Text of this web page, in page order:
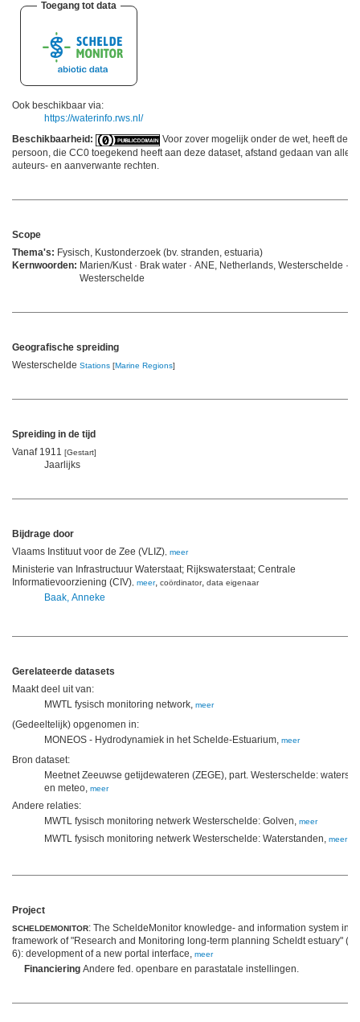
Toegang tot data
Ook beschikbaar via:
https://waterinfo.rws.nl/
Beschikbaarheid:
Voor zover mogelijk onder de wet, heeft de
persoon, die CC0 toegekend heeft aan deze dataset, afstand gedaan van alle
auteurs- en aanverwante rechten.
Scope
Thema's: Fysisch, Kustonderzoek (bv. stranden, estuaria)
Kernwoorden: Marien/Kust · Brak water · ANE, Netherlands, Westerschelde ·
Westerschelde
Geografische spreiding
Westerschelde Stations [Marine Regions]
Spreiding in de tijd
Vanaf 1911 [Gestart]
Jaarlijks
Bijdrage door
Vlaams Instituut voor de Zee (VLIZ) meer
Ministerie van Infrastructuur Waterstaat; Rijkswaterstaat; Centrale
Informatievoorziening (CIV) meer, coördinator, data eigenaar
Baak, Anneke
Gerelateerde datasets
Maakt deel uit van:
MWTL fysisch monitoring network, meer
(Gedeeltelijk) opgenomen in:
MONEOS - Hydrodynamiek in het Schelde-Estuarium, meer
Bron dataset:
Meetnet Zeeuwse getijdewateren (ZEGE), part. Westerschelde:
en meteo, meer
Andere relaties:
MWTL fysisch monitoring netwerk Westerschelde: Golven,
meer
MWTL fysisch monitoring netwerk Westerschelde: Waterstanden, meer
Project
SCHELDEMONITOR: The ScheldeMonitor knowledge- and information system in
framework of "Research and Monitoring long-term planning Scheldt estuary"
6): development of a new portal interface,
meer
Financiering Andere fed. openbare en parastatale instellingen.